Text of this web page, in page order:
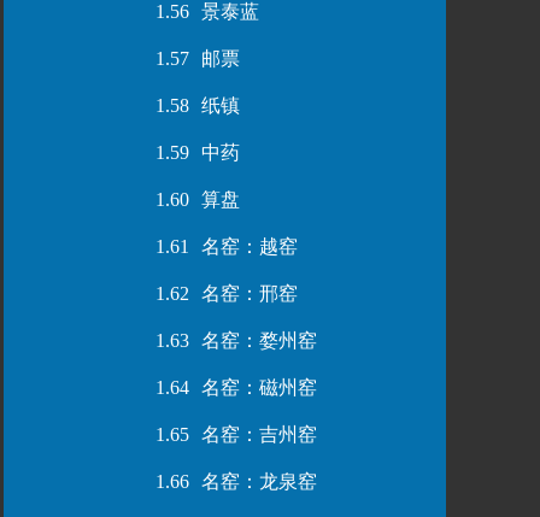
1.56 景泰蓝
1.57 邮票
1.58 纸镇
1.59 中药
1.60 算盘
1.61 名窑：越窑
1.62 名窑：邢窑
1.63 名窑：婺州窑
1.64 名窑：磁州窑
1.65 名窑：吉州窑
1.66 名窑：龙泉窑